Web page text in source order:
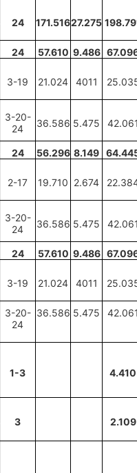
24 171.51627.275
24 57.610 9.486
3-19 21.024 4011
3-20-
24
36.586 5.475
24 56.296 8.149
2-17 19.710 2.674
3-20-
24
36.586 5.475
24 57.610 9.486
3-19 21.024 4011
3-20-
24
36.586 5.475
1-3 4.410
3 2.109